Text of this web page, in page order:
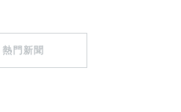
熱門新聞